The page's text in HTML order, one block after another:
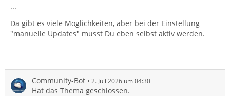
...
Da gibt es viele Möglichkeiten, aber bei der Einstellung
"manuelle Updates" musst Du eben selbst aktiv werden.
Community-Bot 2. Juli 2026 um 04:30
Hat das Thema geschlossen.